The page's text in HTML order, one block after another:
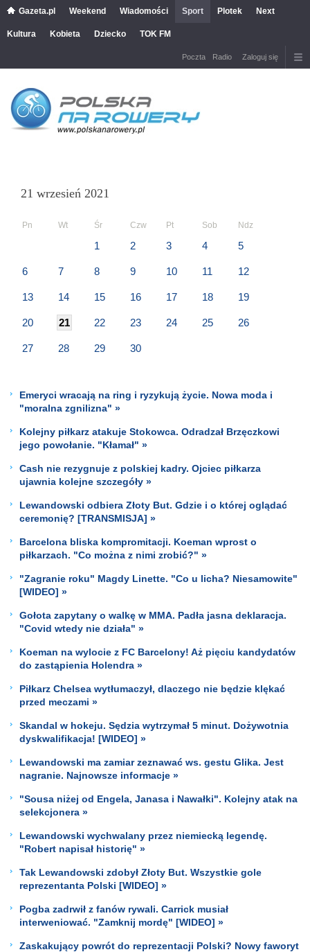
Gazeta.pl Weekend Wiadomości Sport Plotek Next
Kultura Kobieta Dziecko TOK FM
Poczta Radio Zaloguj się
21 wrzesień 2021
Pn Wt Śr Czw Pt Sob Ndz
1 2 3 4 5
6 7 8 9 10 11 12
13 14 15 16 17 18 19
20 21 22 23 24 25 26
27 28 29 30
Emeryci wracają na ring i ryzykują życie. Nowa moda i
"moralna zgnilizna" »
Kolejny piłkarz atakuje Stokowca. Odradzał Brzęczkowi
jego powołanie. "Kłamał" »
Cash nie rezygnuje z polskiej kadry. Ojciec piłkarza
ujawnia kolejne szczegóły »
Lewandowski odbiera Złoty But. Gdzie i o której oglądać
ceremonię? [TRANSMISJA] »
Barcelona bliska kompromitacji. Koeman wprost o
piłkarzach. "Co można z nimi zrobić?" »
"Zagranie roku" Magdy Linette. "Co u licha? Niesamowite"
[WIDEO] »
Gołota zapytany o walkę w MMA. Padła jasna deklaracja.
"Covid wtedy nie działa" »
Koeman na wylocie z FC Barcelony! Aż pięciu kandydatów
do zastąpienia Holendra »
Piłkarz Chelsea wytłumaczył, dlaczego nie będzie klękać
przed meczami »
Skandal w hokeju. Sędzia wytrzymał 5 minut. Dożywotnia
dyskwalifikacja! [WIDEO] »
Lewandowski ma zamiar zeznawać ws. gestu Glika. Jest
nagranie. Najnowsze informacje »
"Sousa niżej od Engela, Janasa i Nawałki". Kolejny atak na
selekcjonera »
Lewandowski wychwalany przez niemiecką legendę.
"Robert napisał historię" »
Tak Lewandowski zdobył Złoty But. Wszystkie gole
reprezentanta Polski [WIDEO] »
Pogba zadrwił z fanów rywali. Carrick musiał
interweniować. "Zamknij mordę" [WIDEO] »
Zaskakujący powrót do reprezentacji Polski? Nowy faworyt